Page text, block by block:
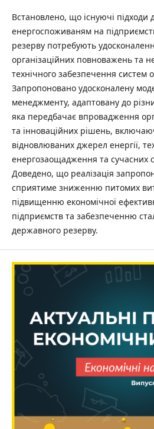
Встановлено, що існуючі підходи
енергоспоживаням на
резерву потребують
організаційних повноважень та
технічного забезпечення систем
Запропоновано удосконалену
менеджменту, адаптовану до
яка передбачає впровадження
та інноваційних рішень,
відновлюваних джерел енергії,
енергозаощадження та сучасних
Доведено, що реалізація
сприятиме зниженню питомих
підвищенню економічної
підприємств та забезпеченню
державного резерву.